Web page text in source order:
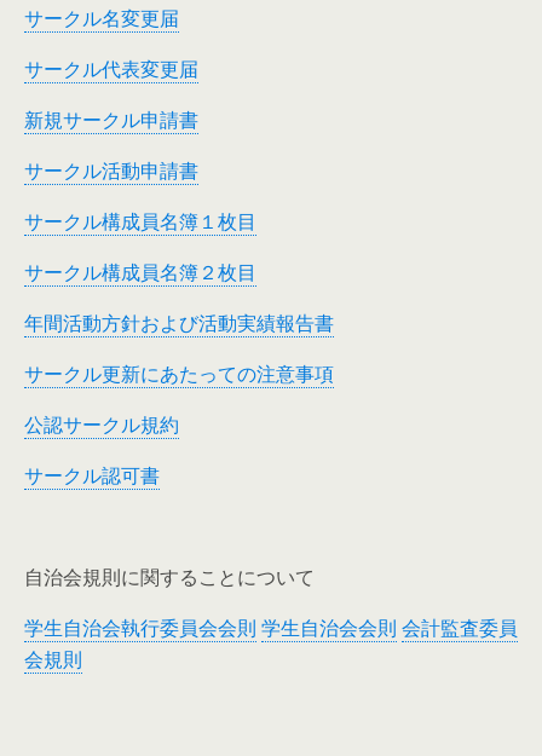
サークル名変更届
サークル代表変更届
新規サークル申請書
サークル活動申請書
サークル構成員名簿１枚目
サークル構成員名簿２枚目
年間活動方針および活動実績報告書
サークル更新にあたっての注意事項
公認サークル規約
サークル認可書
自治会規則に関することについて
学生自治会執行委員会会則 学生自治会会則 会計監査委員
会規則